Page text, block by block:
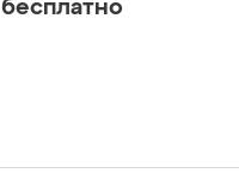
бесплатно